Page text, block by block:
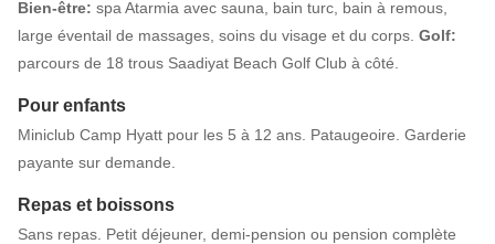
Bien-être: spa Atarmia avec sauna, bain turc, bain à remous,
large éventail de massages, soins du visage et du corps. Golf:
parcours de 18 trous Saadiyat Beach Golf Club à côté.
Pour enfants
Miniclub Camp Hyatt pour les 5 à 12 ans. Pataugeoire. Garderie
payante sur demande.
Repas et boissons
Sans repas. Petit déjeuner, demi-pension ou pension complète